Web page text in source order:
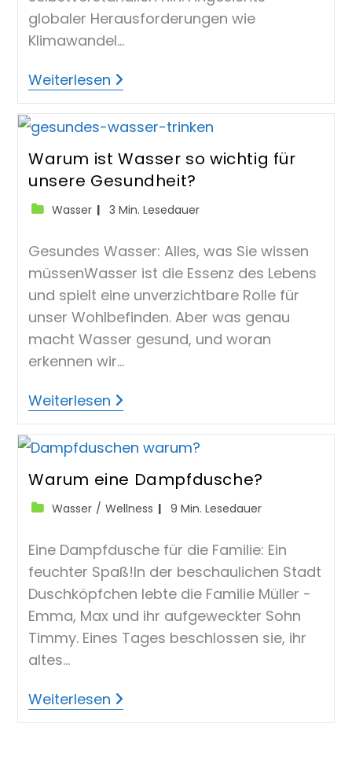
globaler Herausforderungen wie
Klimawandel…
WeiterlesenNachhaltiger
Umgang
Warum ist Wasser so wichtig für
unsere Gesundheit?
Beitrags-
Wasser Lesedauer:
3 Min. Lesedauer
Gesundes Wasser: Alles, was Sie wissen
müssenWasser ist die Essenz des Lebens
und spielt eine unverzichtbare Rolle für
unser Wohlbefinden. Aber was genau
macht Wasser gesund, und woran
erkennen wir…
WeiterlesenWarum
Ist
Wichtig
Unsere
Gesundheit?
Warum eine Dampfdusche?
Beitrags-
Wasser / Wellness Lesedauer:
9 Min. Lesedauer
Eine Dampfdusche für die Familie: Ein
feuchter Spaß!In der beschaulichen Stadt
Duschköpfchen lebte die Familie Müller -
Emma, Max und ihr aufgeweckter Sohn
Timmy. Eines Tages beschlossen sie, ihr
altes…
WeiterlesenWarum
Eine